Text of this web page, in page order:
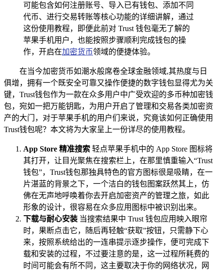
可能包含如何注册账号、导入已有钱包、添加不同
代币、进行交易转账等核心功能的详细讲解，通过
这份使用教程，即便此前对 Trust 钱包毫无了解的
苹果手机用户，也能按照步骤顺利完成钱包的操
作，开启在加密货币领域的便捷体验。
在当今加密货币如潮水般席卷全球金融领域,其热度与日
俱增，拥有一个既安全可靠又操作便捷的数字钱包显得尤为关
键，Trust钱包作为一款在众多用户中广受欢迎的多币种加密钱
包，宛如一把万能钥匙，为用户开启了管理和交易各类加密资
产的大门，对于苹果手机的用户们来说，究竟该如何正确使用
Trust钱包呢？本文将为大家呈上一份详尽的使用教程。
App Store 精准搜索 轻点苹果手机中的 App Store 图标将
其打开，让目光聚焦在搜索栏上，在那里慎重输入“Trust
钱包”，Trust钱包那独具特色的官方图标很是吸睛，在一
片湛蓝的背景之下，一个洁白的钱包图案跃然其上，仿
佛在无声地呼唤着你去开启加密资产的管理之旅，如此
形象的设计，很容易在众多应用图标中被识别出来。
下载与耐心安装 当搜索结果中 Trust 钱包应用映入眼帘
时，果断点击它，随后再轻触“获取”按钮，只需静下心
来，按照系统给出的一连串提示逐步操作，便可完成下
载和安装的过程，不过要注意的是，这一过程所耗费的
时间可能会有所不同，这主要取决于你的网络状况，网